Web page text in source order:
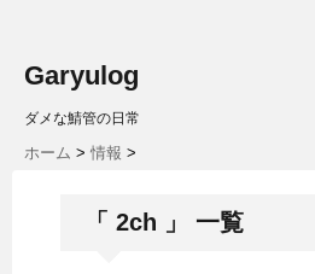
Garyulog
ダメな鯖管の日常
ホーム > 情報 >
「 2ch 」 一覧